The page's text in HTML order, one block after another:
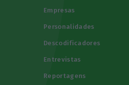
Empresas
Personalidades
Descodificadores
Entrevistas
Reportagens